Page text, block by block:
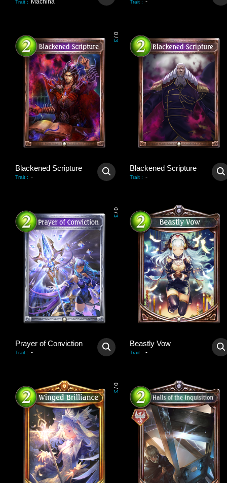
Trait : Machina Trait : -
0
/
3
Blackened Scripture
Trait : -
Blackened Scripture
Trait : -
0
/
3
Prayer of Conviction
Trait : -
Beastly Vow
Trait : -
0
/
3